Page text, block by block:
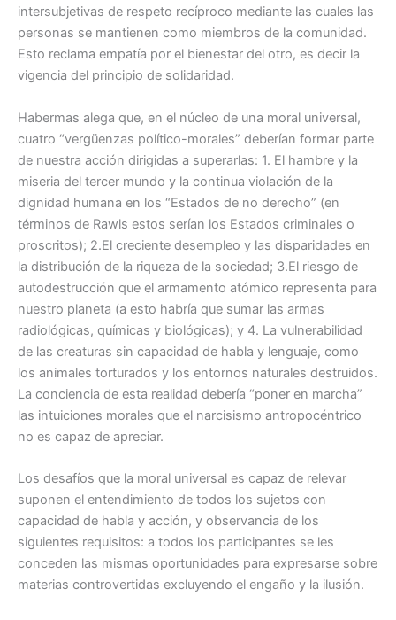
intersubjetivas de respeto recíproco mediante las cuales las
personas se mantienen como miembros de la comunidad.
Esto reclama empatía por el bienestar del otro, es decir la
vigencia del principio de solidaridad.
Habermas alega que, en el núcleo de una moral universal,
cuatro “vergüenzas político-morales” deberían formar parte
de nuestra acción dirigidas a superarlas: 1. El hambre y la
miseria del tercer mundo y la continua violación de la
dignidad humana en los “Estados de no derecho” (en
términos de Rawls estos serían los Estados criminales o
proscritos); 2.El creciente desempleo y las disparidades en
la distribución de la riqueza de la sociedad; 3.El riesgo de
autodestrucción que el armamento atómico representa para
nuestro planeta (a esto habría que sumar las armas
radiológicas, químicas y biológicas); y 4. La vulnerabilidad
de las creaturas sin capacidad de habla y lenguaje, como
los animales torturados y los entornos naturales destruidos.
La conciencia de esta realidad debería “poner en marcha”
las intuiciones morales que el narcisismo antropocéntrico
no es capaz de apreciar.
Los desafíos que la moral universal es capaz de relevar
suponen el entendimiento de todos los sujetos con
capacidad de habla y acción, y observancia de los
siguientes requisitos: a todos los participantes se les
conceden las mismas oportunidades para expresarse sobre
materias controvertidas excluyendo el engaño y la ilusión.